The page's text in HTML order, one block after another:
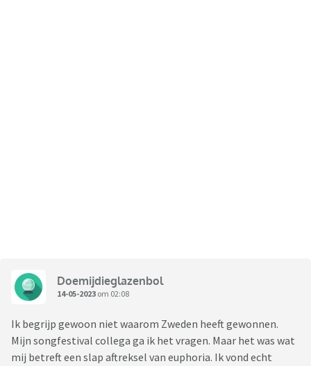
Doemijdieglazenbol
14-05-2023 om 02:08
Ik begrijp gewoon niet waarom Zweden heeft gewonnen.
Mijn songfestival collega ga ik het vragen. Maar het was wat
mij betreft een slap aftreksel van euphoria. Ik vond echt